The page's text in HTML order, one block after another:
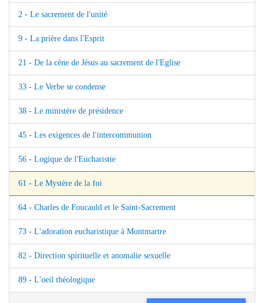
2 - Le sacrement de l'unité
9 - La prière dans l'Esprit
21 - De la cène de Jésus au sacrement de l'Eglise
33 - Le Verbe se condense
38 - Le ministère de présidence
45 - Les exigences de l'intercommunion
56 - Logique de l'Eucharistie
61 - Le Mystère de la foi
64 - Charles de Foucauld et le Saint-Sacrement
73 - L'adoration eucharistique à Montmartre
82 - Direction spirituelle et anomalie sexuelle
89 - L'oeil théologique